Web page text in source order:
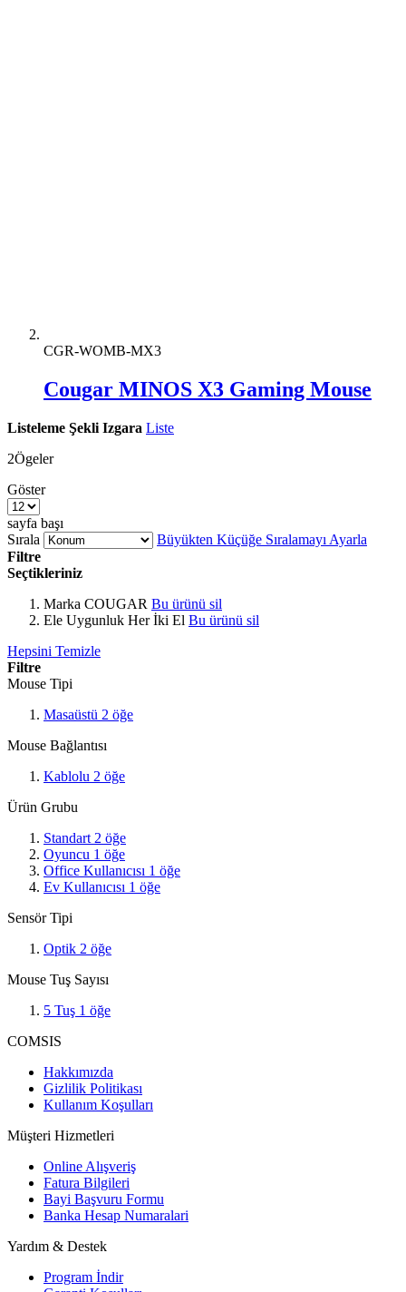
CGR-WOMB-MX3
Cougar MINOS X3 Gaming Mouse
Listeleme Şekli Izgara Liste
2Ögeler
Göster
sayfa başı
Sırala
Büyükten Küçüğe Sıralamayı Ayarla
Filtre
Seçtikleriniz
Marka COUGAR Bu ürünü sil
Ele Uygunluk Her İki El Bu ürünü sil
Hepsini Temizle
Filtre
Mouse Tipi
Masaüstü 2 öğe
Mouse Bağlantısı
Kablolu 2 öğe
Ürün Grubu
Standart 2 öğe
Oyuncu 1 öğe
Office Kullanıcısı 1 öğe
Ev Kullanıcısı 1 öğe
Sensör Tipi
Optik 2 öğe
Mouse Tuş Sayısı
5 Tuş 1 öğe
COMSIS
Hakkımızda
Gizlilik Politikası
Kullanım Koşulları
Müşteri Hizmetleri
Online Alışveriş
Fatura Bilgileri
Bayi Başvuru Formu
Banka Hesap Numaralari
Yardım & Destek
Program İndir